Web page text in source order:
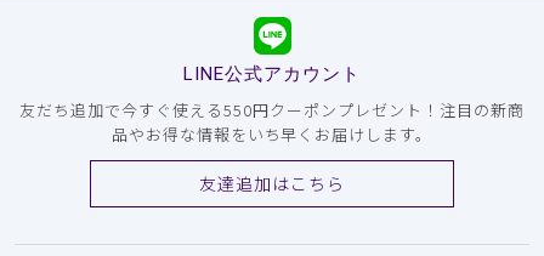
LINE公式アカウント
友だち追加で今すぐ使える550円クーポンプレゼント！注目の新商
品やお得な情報をいち早くお届けします。
友達追加はこちら